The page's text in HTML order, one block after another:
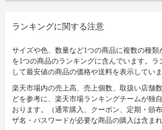
ランキングに関する注意
サイズや色、数量など1つの商品に複数の種
を1つの商品のランキングに含んでいます。ラ
して最安値の商品の価格や送料を表示していま
楽天市場内の売上高、売上個数、取扱い店舗
どを参考に、楽天市場ランキングチームが独
おります。（通常購入、クーポン、定期・頒
ザ名・パスワードが必要な商品の購入は含まれ